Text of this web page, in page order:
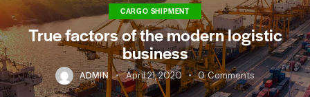
CARGO SHIPMENT
True factors of the modern logistic
business
ADMIN April 21, 2020 0 Comments